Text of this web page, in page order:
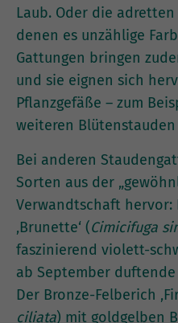
Laub. Oder die
denen es unzählige
Gattungen bringen
und sie eignen sich
Pflanzgefäße – zum
weiteren
Bei anderen
Sorten aus der
Verwandtschaft hervor:
‚Brunette‘ (Cimicifuga
faszinierend violett-
ab September
Der Bronze-Felberich
ciliata) mit goldgelben